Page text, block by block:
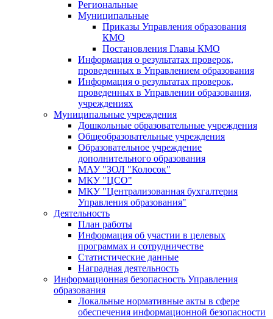
Региональные
Муниципальные
Приказы Управления образования
КМО
Постановления Главы КМО
Информация о результатах проверок,
проведенных в Управлением образования
Информация о результатах проверок,
проведенных в Управлении образования,
учреждениях
Муниципальные учреждения
Дошкольные образовательные учреждения
Общеобразовательные учреждения
Образовательное учреждение
дополнительного образования
МАУ "ЗОЛ "Колосок"
МКУ "ЦСО"
МКУ "Централизованная бухгалтерия
Управления образования"
Деятельность
План работы
Информация об участии в целевых
программах и сотрудничестве
Статистические данные
Наградная деятельность
Информационная безопасность Управления
образования
Локальные нормативные акты в сфере
обеспечения информационной безопасности